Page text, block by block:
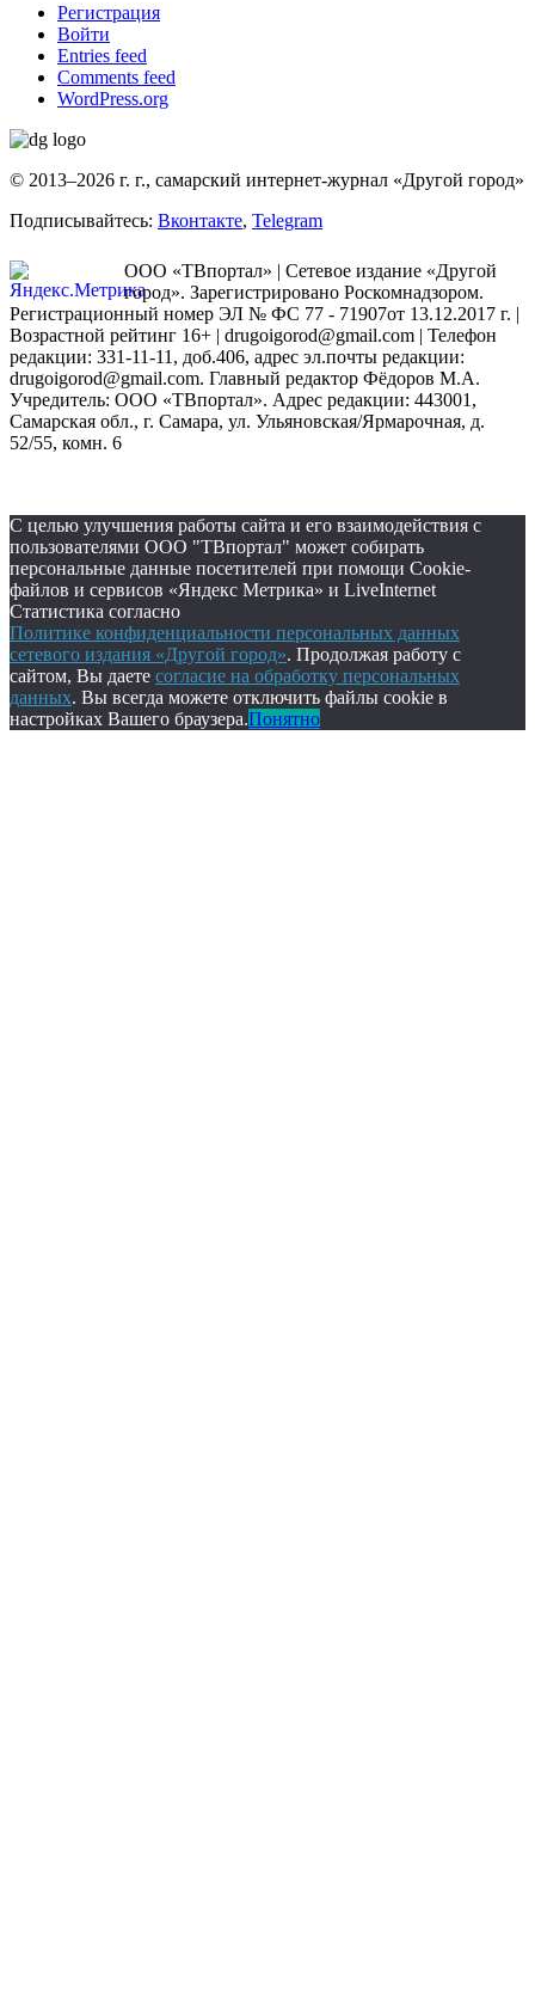
Регистрация
Войти
Entries feed
Comments feed
WordPress.org
© 2013–2026 г. г., самарский интернет-журнал «Другой город»
Подписывайтесь: Вконтакте, Telegram
ООО «ТВпортал» | Сетевое издание «Другой
город». Зарегистрировано Роскомнадзором.
Регистрационный номер ЭЛ № ФС 77 - 71907от 13.12.2017 г. |
Возрастной рейтинг 16+ | drugoigorod@gmail.com | Телефон
редакции: 331-11-11, доб.406, адрес эл.почты редакции:
drugoigorod@gmail.com. Главный редактор Фёдоров М.А.
Учредитель: ООО «ТВпортал». Адрес редакции: 443001,
Самарская обл., г. Самара, ул. Ульяновская/Ярмарочная, д.
52/55, комн. 6
С целью улучшения работы сайта и его взаимодействия с
пользователями ООО "ТВпортал" может собирать
персональные данные посетителей при помощи Cookie-
файлов и сервисов «Яндекс Метрика» и LiveInternet
Статистика согласно
Политике конфиденциальности персональных данных
сетевого издания «Другой город». Продолжая работу с
сайтом, Вы даете согласие на обработку персональных
данных. Вы всегда можете отключить файлы cookie в
настройках Вашего браузера.Понятно